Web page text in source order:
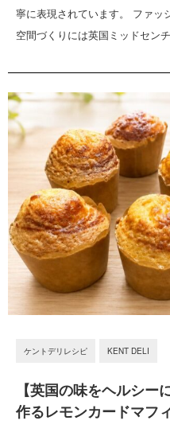
寧に表現されています。 ファッ
空間づくりには英国ミッドセン
ケントデリレシピ KENT DELI
【英国の味をヘルシ
作るレモンカードマフ